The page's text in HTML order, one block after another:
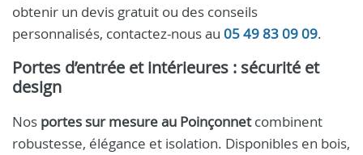
obtenir un devis gratuit ou des conseils
personnalisés, contactez-nous au 05 49 83 09 09.
Portes d’entrée et intérieures : sécurité et
design
Nos portes sur mesure au Poinçonnetcombinent
robustesse, élégance et isolation. Disponibles en bois,